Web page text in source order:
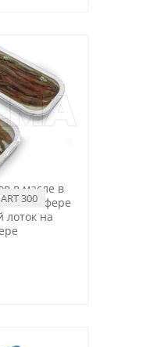
в масле в
атмосфере
лоток на
300